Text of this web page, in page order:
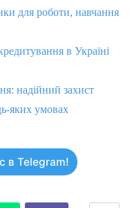
для роботи, навчання
в Україні
надійний захист
яких умовах
в Telegram!